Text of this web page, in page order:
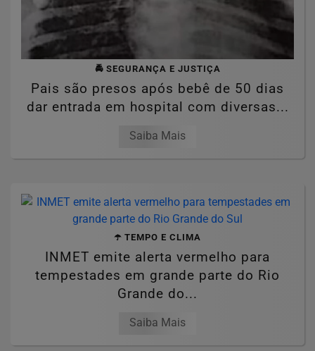
🚔 SEGURANÇA E JUSTIÇA
Pais são presos após bebê de 50 dias
dar entrada em hospital com diversas...
Saiba Mais
☂️ TEMPO E CLIMA
INMET emite alerta vermelho para
tempestades em grande parte do Rio
Grande do...
Saiba Mais